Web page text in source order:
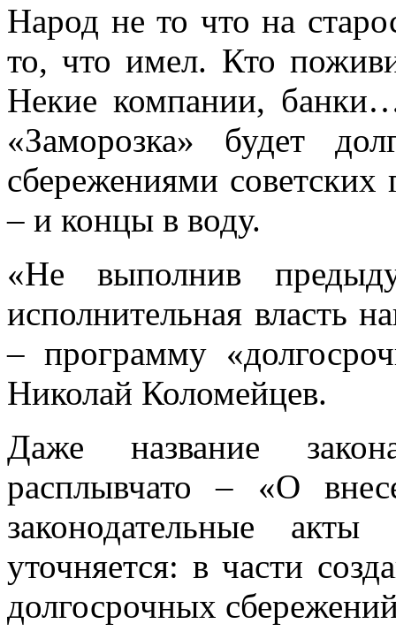
Народ не то что на
то, что имел. Кто
Некие компании,
«Заморозка» будет
сбережениями
– и концы в воду.
«Не выполнив
исполнительная власть
– программу
Николай Коломейцев.
Даже название
расплывчато – «О
законодательные
уточняется: в части
долгосрочных